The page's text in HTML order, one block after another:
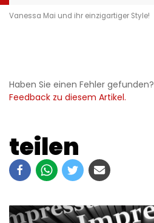
Vanessa Mai und ihr einzigartiger Style!
Haben Sie einen Fehler gefunden?
Feedback zu diesem Artikel.
teilen